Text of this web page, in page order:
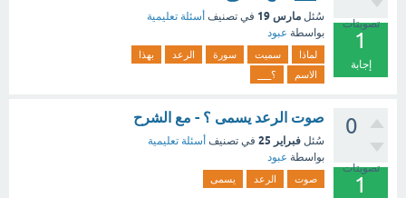
تصويتات
1
إجابة
سُئل مارس 19 في تصنيف أسئلة تعليمية
بواسطة عبود
لماذا سميت سورة الرعد
بهذا
الاسم
؟___
0
تصويتات
1
صوت الرعد يسمى ؟ - مع الشرح
سُئل فبراير 25 في تصنيف أسئلة تعليمية
بواسطة عبود
صوت الرعد يسمى